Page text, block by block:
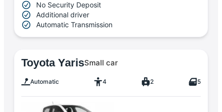
No Security Deposit
Additional driver
Automatic Transmission
Toyota YarisSmall car
Automatic 4 2 5